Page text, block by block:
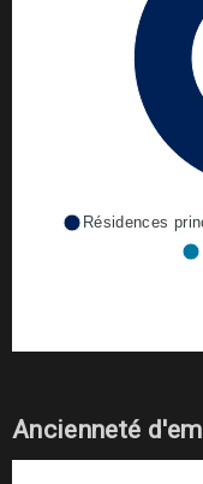
Résidences
Ancienneté